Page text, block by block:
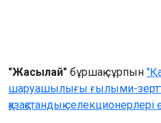
"Жасылай" бұршақ сұрпын
шаруашылығы ғылыми-
қазақстандық селекционерлері